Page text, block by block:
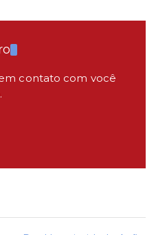
contato com você